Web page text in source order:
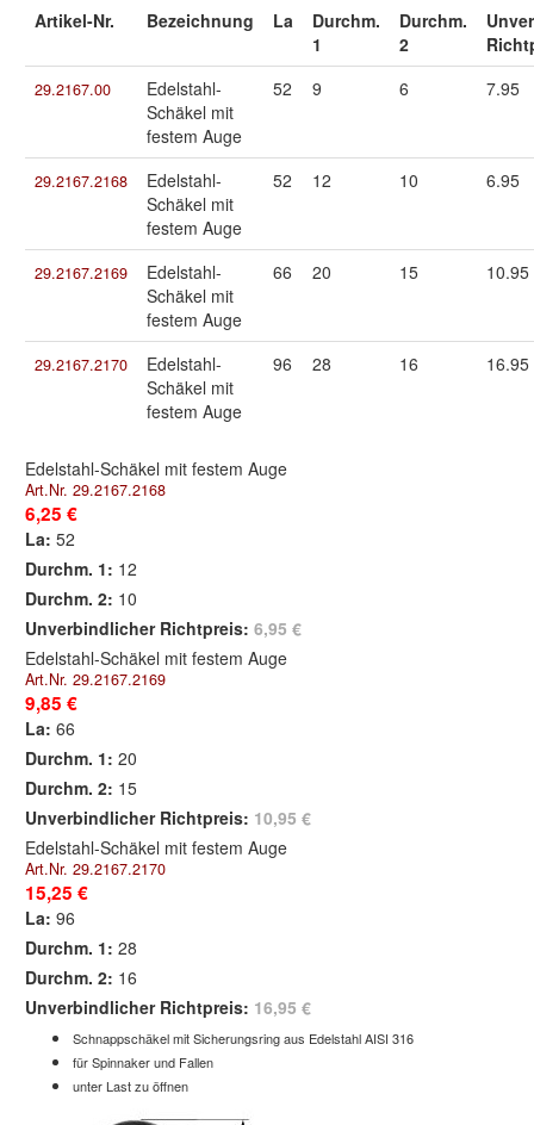
Artikel-Nr. Bezeichnung La
Durchm.
1
Durchm.
2
29.2167.00
Edelstahl-
Schäkel mit
festem Auge
52 9 6 7.95
29.2167.2168
Edelstahl-
Schäkel mit
festem Auge
52 12 10 6.95
29.2167.2169
Edelstahl-
Schäkel mit
festem Auge
66 20 15 10.95
29.2167.2170
Edelstahl-
Schäkel mit
festem Auge
96 28 16 16.95
Edelstahl-Schäkel mit festem Auge
Art.Nr. 29.2167.2168
6,25 €
La: 52
Durchm. 1: 12
Durchm. 2: 10
Unverbindlicher Richtpreis: 6,95 €
Edelstahl-Schäkel mit festem Auge
Art.Nr. 29.2167.2169
9,85 €
La: 66
Durchm. 1: 20
Durchm. 2: 15
Unverbindlicher Richtpreis: 10,95 €
Edelstahl-Schäkel mit festem Auge
Art.Nr. 29.2167.2170
15,25 €
La: 96
Durchm. 1: 28
Durchm. 2: 16
Unverbindlicher Richtpreis: 16,95 €
Schnappschäkel mit Sicherungsring aus Edelstahl AISI 316
für Spinnaker und Fallen
unter Last zu öffnen